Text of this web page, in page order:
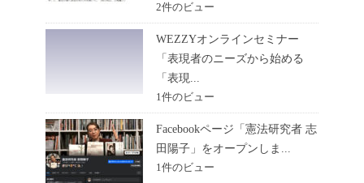
2件のビュー
WEZZYオンラインセミナー
「表現者のニーズから始める
「表現...
1件のビュー
Facebookページ「憲法研究者 志
田陽子」をオープンしま...
1件のビュー